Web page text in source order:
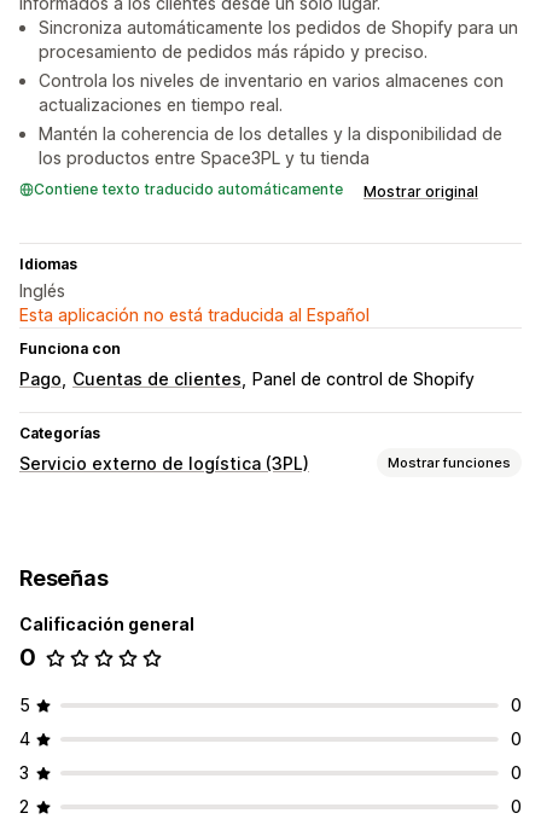
Sincroniza automáticamente los pedidos de Shopify para un
procesamiento de pedidos más rápido y preciso.
Controla los niveles de inventario en varios almacenes con
actualizaciones en tiempo real.
Mantén la coherencia de los detalles y la disponibilidad de
los productos entre Space3PL y tu tienda
Contiene texto traducido automáticamente Mostrar original
Idiomas
Inglés
Esta aplicación no está traducida al Español
Funciona con
Pago Cuentas de clientes Panel de control de Shopify
Categorías
Servicio externo de logística (3PL) Mostrar funciones
Nota de entrega
Gestión de inventario
Ajustes de existencias
Reseñas
Calificación general
0
5
0
4
0
3
0
2
0